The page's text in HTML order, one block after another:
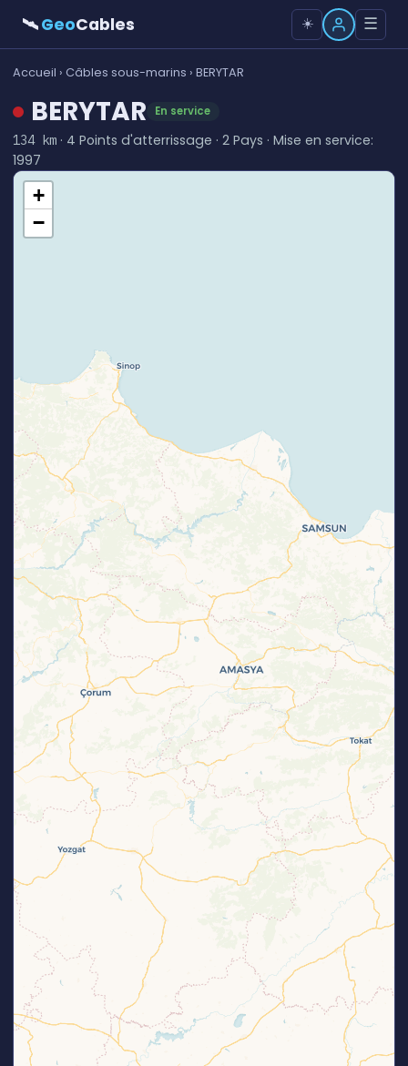
🛰GeoCables ☀️ ☰
Accueil › Câbles sous-marins › BERYTAR
BERYTAR En service
134 km· 4 Points d'atterrissage · 2 Pays · Mise en service:
1997
+
−